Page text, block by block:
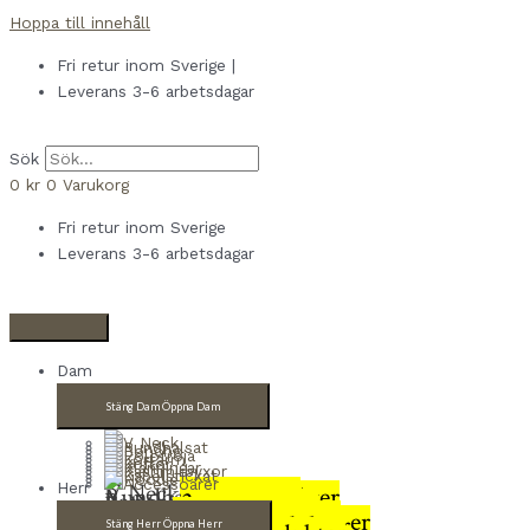
Hoppa till innehåll
Fri retur inom Sverige |
Leverans 3-6 arbetsdagar
Sök
0 kr 0 Varukorg
Fri retur inom Sverige
Leverans 3-6 arbetsdagar
Dam
Stäng DamÖppna Dam
V Neck4 produkter
Rundhalsat9 produkter
Poncho2 produkter
Polotröja8 produkter
Kortärm3 produkter
Koftor4 produkter
Klänningar3 produkter
Kashmirbyxor 2 produkter
Herr
Stäng HerrÖppna Herr